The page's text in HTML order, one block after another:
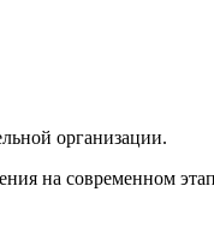
организации.
на современном